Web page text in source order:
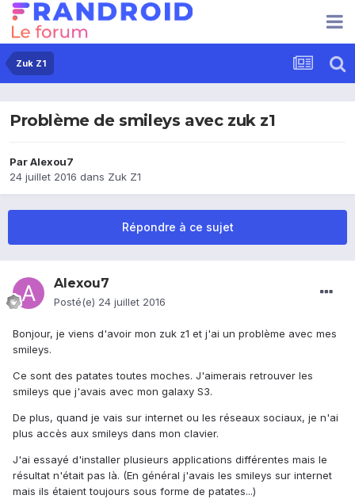
Zuk Z1
Problème de smileys avec zuk z1
ParAlexou7
24 juillet 2016 dans Zuk Z1
Répondre à ce sujet
Alexou7
Posté(e) 24 juillet 2016
Bonjour, je viens d'avoir mon zuk z1 et j'ai un problème avec mes
smileys.
Ce sont des patates toutes moches. J'aimerais retrouver les
smileys que j'avais avec mon galaxy S3.
De plus, quand je vais sur internet ou les réseaux sociaux, je n'ai
plus accès aux smileys dans mon clavier.
J'ai essayé d'installer plusieurs applications différentes mais le
résultat n'était pas là. (En général j'avais les smileys sur internet
mais ils étaient toujours sous forme de patates...)